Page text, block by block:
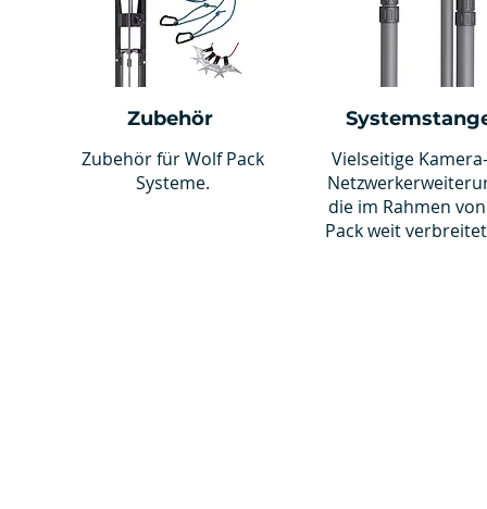
Zubehör
Zubehör für Wolf Pack
Systeme.
Vielseitige
die im Rahmen
Pack weit